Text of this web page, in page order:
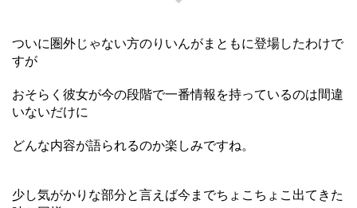
ついに圏外じゃない方のりいんがまともに登場したわけで
すが
おそらく彼女が今の段階で一番情報を持っているのは間違
いないだけに
どんな内容が語られるのか楽しみですね。
少し気がかりな部分と言えば今までちょこちょこ出てきた